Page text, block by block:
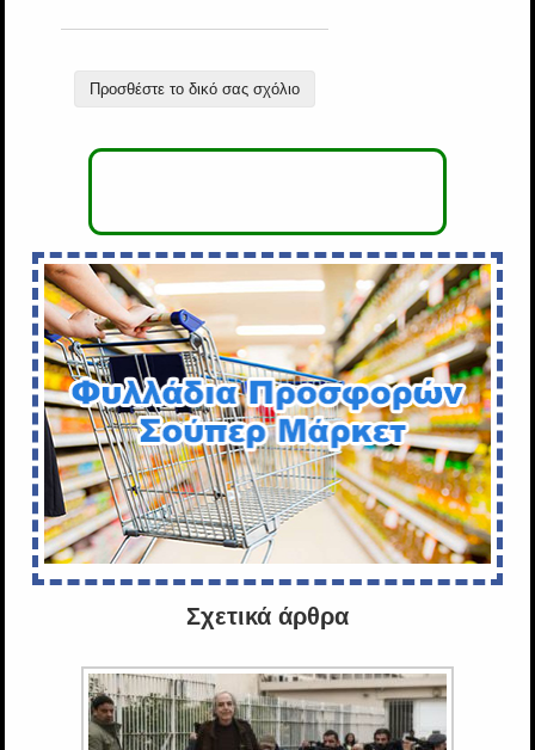
Προσθέστε το δικό σας σχόλιο
Σχετικά άρθρα